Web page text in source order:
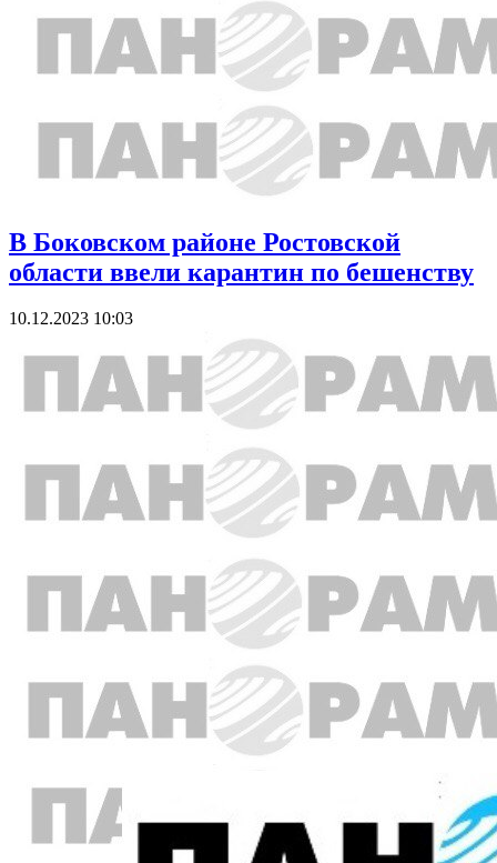
В Боковском районе Ростовской
области ввели карантин по бешенству
10.12.2023 10:03